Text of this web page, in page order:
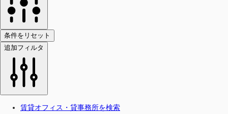
条件をリセット
追加フィルタ
賃貸オフィス・貸事務所を検索